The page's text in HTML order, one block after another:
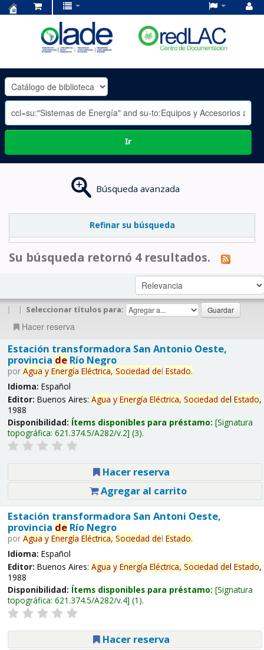
OLADE
-
Ir
Búsqueda avanzada
Refinar su búsqueda
Su búsqueda retornó 4 resultados.
| | Seleccionar títulos para:
Hacer reserva
Estación transformadora San Antonio Oeste,
provincia deRío Negro
por Agua y Energía Eléctrica, Sociedad del Estado.
Idioma: Español
Editor: Buenos Aires: Agua y Energía Eléctrica, Sociedad del Estado,
1988
Disponibilidad: Ítems disponibles para préstamo: Signatura
topográfica: 621.374.5/A282/v.2 (3).
Hacer reserva
Agregar al carrito
Estación transformadora San Antoni Oeste,
provincia deRío Negro
por Agua y Energía Eléctrica, Sociedad del Estado.
Idioma: Español
Editor: Buenos Aires: Agua y Energía Eléctrica, Sociedad del Estado,
1988
Disponibilidad: Ítems disponibles para préstamo: Signatura
topográfica: 621.374.5/A282/v.4 (1).
Hacer reserva